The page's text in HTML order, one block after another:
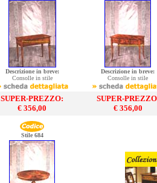
Descrizione in breve:
Consolle in stile
Descrizione in breve:
Consolle in stile
SUPER-PREZZO:
€ 356,00
SUPER-
€ 356,00
Stile 684